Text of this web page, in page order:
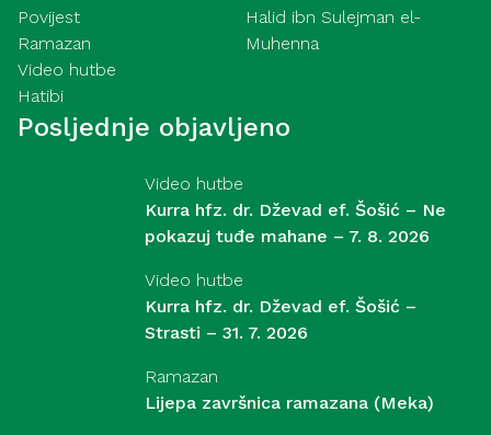
Povijest
Ramazan
Video hutbe
Hatibi
Halid ibn Sulejman el-
Muhenna
Posljednje objavljeno
Video hutbe
Kurra hfz. dr. Dževad ef. Šošić – Ne
pokazuj tuđe mahane – 7. 8. 2026
Video hutbe
Kurra hfz. dr. Dževad ef. Šošić –
Strasti – 31. 7. 2026
Ramazan
Lijepa završnica ramazana (Meka)